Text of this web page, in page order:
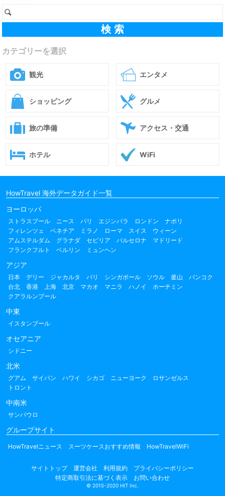
カテゴリーを選択
観光 エンタメ
ショッピング グルメ
旅の準備 アクセス・交通
ホテル WiFi
HowTravel 海外データガイド一覧
ヨーロッパ
ストラスブール ニース パリ エジンバラ ロンドン
ナポリ
フィレンツェ
ベネチア ミラノ ローマ スイス
ウィーン
アムステルダム
グラナダ セビリア バルセロナ
マドリード
フランクフルト
ベルリン ミュンヘン
アジア
日本 デリー ジャカルタ バリ シンガポール ソウル 釜山
バンコク
台北
香港 上海 北京 マカオ マニラ ハノイ
ホーチミン
クアラルンプール
中東
イスタンブール
オセアニア
シドニー
北米
グアム サイパン ハワイ シカゴ ニューヨーク
ロサンゼルス
トロント
中南米
サンパウロ
グループサイト
HowTravelニュース スーツケースおすすめ情報 HowTravelWiFi
サイトトップ 運営会社 利用規約
プライバシーポリシー
特定商取引法に基づく表示
お問い合わせ
© 2015-2020 HIT Inc.